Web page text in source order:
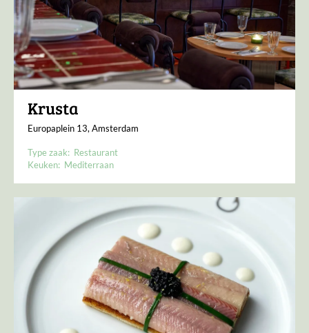
Krusta
Europaplein 13, Amsterdam
Type zaak: Restaurant
Keuken: Mediterraan